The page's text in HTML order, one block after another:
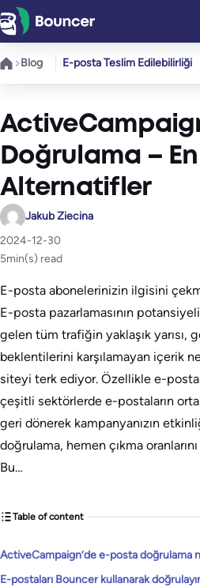
İçeriğe
geç
Blog E-posta Teslim Edilebilirliği
Doğrulama –
Alternatifler
Jakub Ziecina
2024-12-30
5min(s) read
E-posta abonelerinizin ilgisini
E-posta pazarlamasının
gelen tüm trafiğin yaklaşık yarısı,
beklentilerini karşılamayan içerik
siteyi terk ediyor. Özellikle e-
çeşitli sektörlerde e-postaların
geri dönerek kampanyanızın
doğrulama, hemen çıkma
Bu…
Table of content
ActiveCampaign’de e-posta doğrulama
E-postaları Bouncer kullanarak